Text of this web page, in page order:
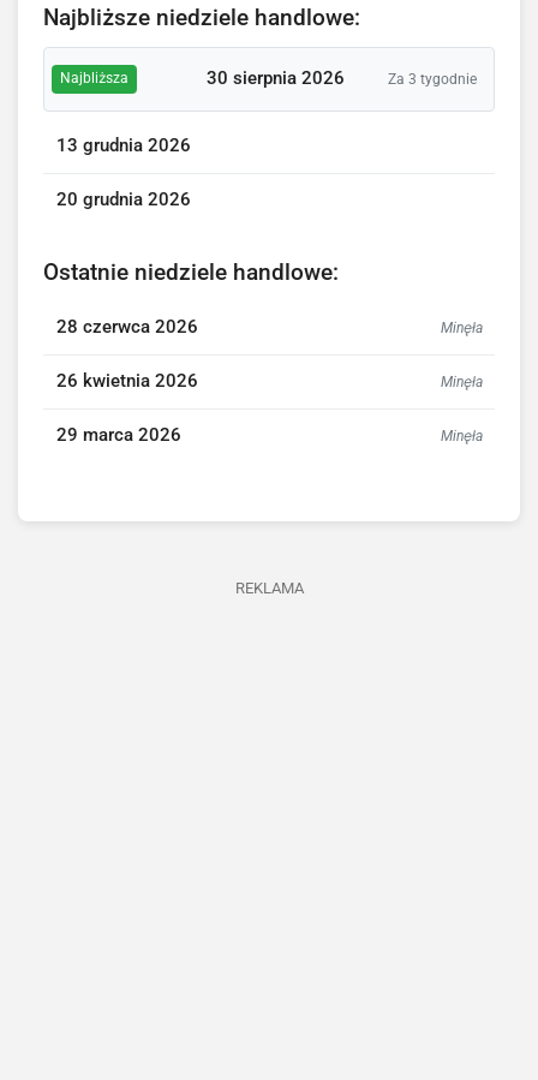
Najbliższe niedziele handlowe:
Najbliższa 30 sierpnia 2026 Za 3 tygodnie
13 grudnia 2026
20 grudnia 2026
Ostatnie niedziele handlowe:
28 czerwca 2026 Minęła
26 kwietnia 2026 Minęła
29 marca 2026 Minęła
REKLAMA